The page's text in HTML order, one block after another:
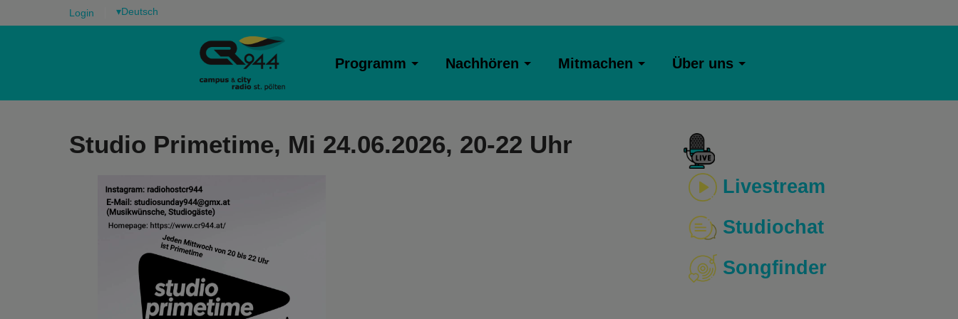
Login ▾
Programm Nachhören Mitmachen Über uns
Studio Primetime, Mi 24.06.2026, 20-22 Uhr
Livestream
Studiochat
Songfinder